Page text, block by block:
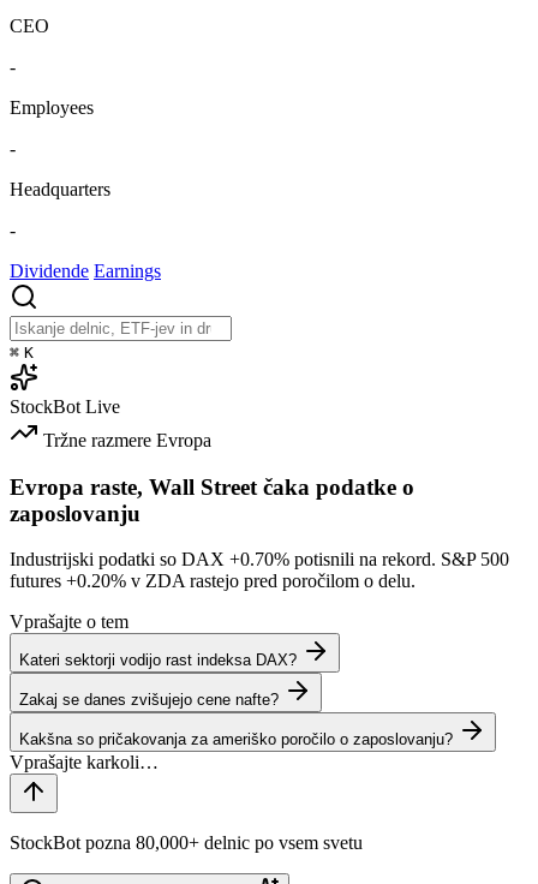
CEO
-
Employees
-
Headquarters
-
Dividende Earnings
⌘ K
StockBot Live
Tržne razmere Evropa
Evropa raste, Wall Street čaka podatke o
zaposlovanju
Industrijski podatki so DAX +0.70% potisnili na rekord. S&P 500
futures +0.20% v ZDA rastejo pred poročilom o delu.
Vprašajte o tem
Kateri sektorji vodijo rast indeksa DAX?
Zakaj se danes zvišujejo cene nafte?
Kakšna so pričakovanja za ameriško poročilo o zaposlovanju?
StockBot pozna 80,000+ delnic po vsem svetu